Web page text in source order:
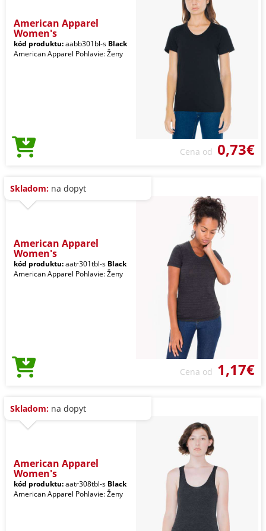
American Apparel
Women's
kód produktu:aabb301bl-s Black
American Apparel Pohlavie: Ženy
Cena od 0,73€
Skladom: na dopyt
American Apparel
Women's
kód produktu:aatr301tbl-s Black
American Apparel Pohlavie: Ženy
Cena od 1,17€
Skladom: na dopyt
American Apparel
Women's
kód produktu:aatr308tbl-s Black
American Apparel Pohlavie: Ženy